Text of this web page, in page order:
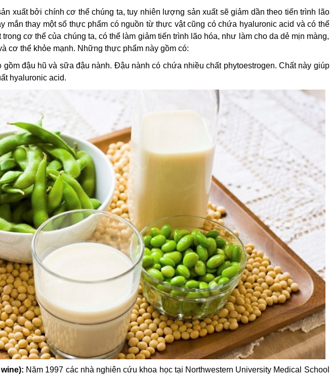
xuất bởi chính cơ thể chúng ta, tuy nhiên lượng sản xuất sẽ giảm dần theo tiến trình lão
mắn thay một số thực phẩm có nguồn từ thực vật cũng có chứa hyaluronic acid và có thể
cơ thể của chúng ta, có thể làm giảm tiến trình lão hóa, như làm cho da dẻ mịn màng,
cơ thể khỏe mạnh. Những thực phẩm này gồm có:
gồm đậu hũ và sữa đậu nành. Đậu nành có chứa nhiều chất phytoestrogen. Chất này giúp
hyaluronic acid.
Năm 1997 các nhà nghiên cứu khoa học tại Northwestern University Medical School